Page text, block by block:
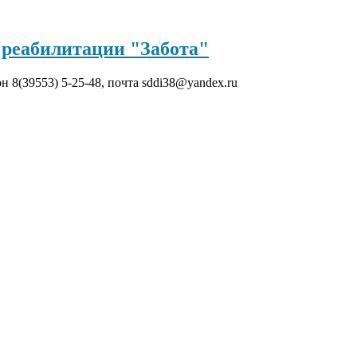
"Забота"
8(39553) 5-25-48, почта sddi38@yandex.ru